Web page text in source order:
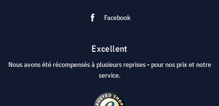
Facebook
Excellent
Nous avons été récompensés à plusieurs reprises - pour nos prix et notre
service.